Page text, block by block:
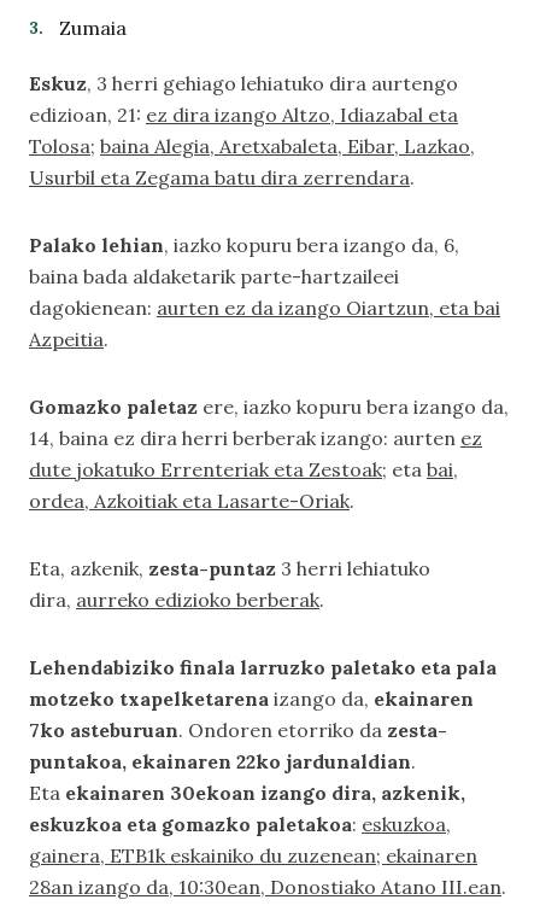
Zumaia
Eskuz, 3 herri gehiago lehiatuko dira aurtengo
edizioan, 21: ez dira izango Altzo, Idiazabal eta
Tolosa; baina Alegia, Aretxabaleta, Eibar, Lazkao,
Usurbil eta Zegama batu dira zerrendara.
Palako lehian, iazko kopuru bera izango da, 6,
baina bada aldaketarik parte-hartzaileei
dagokienean: aurten ez da izango Oiartzun, eta bai
Azpeitia.
Gomazko paletaz ere, iazko kopuru bera izango da,
14, baina ez dira herri berberak izango: aurten ez
dute jokatuko Errenteriak eta Zestoak; eta bai,
ordea, Azkoitiak eta Lasarte-Oriak.
Eta, azkenik, zesta-puntaz 3 herri lehiatuko
dira, aurreko edizioko berberak.
Lehendabiziko finala larruzko paletako eta pala
motzeko txapelketarena izango da, ekainaren
7ko asteburuan. Ondoren etorriko da zesta-
puntakoa, ekainaren 22ko jardunaldian.
Eta ekainaren 30ekoan izango dira, azkenik,
eskuzkoa eta gomazko paletakoa: eskuzkoa,
gainera, ETB1k eskainiko du zuzenean; ekainaren
28an izango da, 10:30ean, Donostiako Atano III.ean.